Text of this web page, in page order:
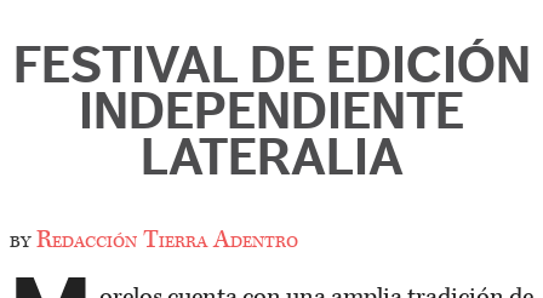
FESTIVAL DE EDICIÓN
INDEPENDIENTE
LATERALIA
byRedacción Tierra Adentro